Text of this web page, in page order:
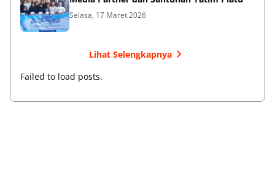
Selasa, 17 Maret 2026
Lihat Selengkapnya
Failed to load posts.